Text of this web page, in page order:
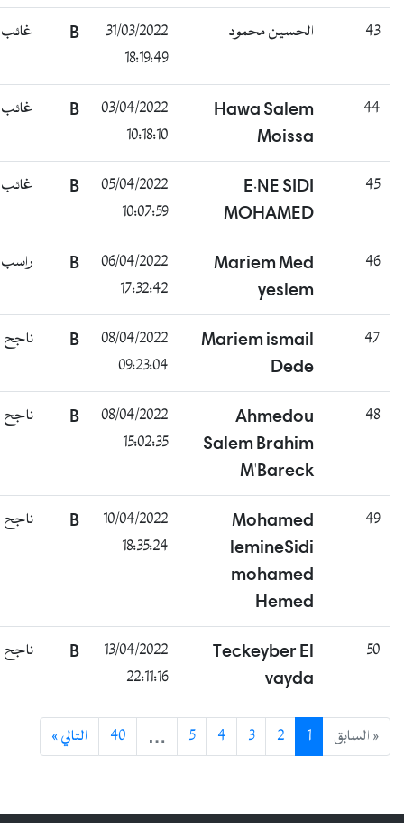
43 الحسين محمود
31/03/2022
18:19:49
غائب
44
Hawa Salem
Moissa
03/04/2022
10:18:10
غائب
45
E.NE SIDI
MOHAMED
05/04/2022
10:07:59
غائب
46
Mariem Med
yeslem
06/04/2022
17:32:42
راسب
47
Mariem ismail
Dede
08/04/2022
09:23:04
ناجح
48
Ahmedou
Salem Brahim
M'Bareck
08/04/2022
15:02:35
ناجح
49
Mohamed
lemineSidi
mohamed
Hemed
10/04/2022
18:35:24
ناجح
50
Teckeyber El
vayda
13/04/2022
22:11:16
ناجح
« السابق …
40 التالي »